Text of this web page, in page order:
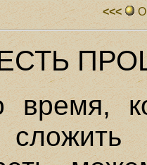
<<<
время,